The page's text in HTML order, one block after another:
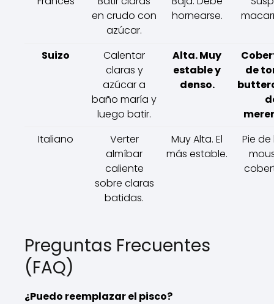
en crudo con
azúcar.
hornearse.
Suizo
Calentar
claras y
azúcar a
baño maría y
luego batir.
Alta. Muy
estable y
denso.
de
Italiano
Verter
almíbar
caliente
sobre claras
batidas.
Muy Alta. El
más estable.
Pie de
Preguntas Frecuentes
(FAQ)
¿Puedo reemplazar el pisco?